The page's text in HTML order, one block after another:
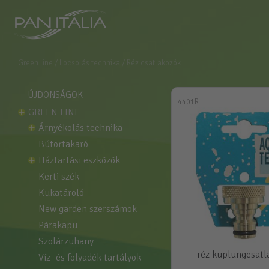
4401R
réz
ÚJDONSÁGOK
GREEN LINE
árnyékolás technika
bútortakaró
háztartási eszközök
kerti szék
kukatároló
new garden szerszámok
párakapu
szolárzuhany
víz- és folyadék tartályok